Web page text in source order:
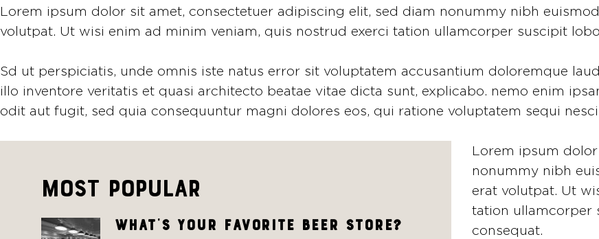
Lorem ipsum dolor sit amet, consectetuer adipiscing elit, sed diam nonummy nibh
volutpat. Ut wisi enim ad minim veniam, quis nostrud exerci tation ullamcorper suscipit
Sd ut perspiciatis, unde omnis iste natus error sit voluptatem accusantium doloremque
illo inventore veritatis et quasi architecto beatae vitae dicta sunt, explicabo. nemo enim
odit aut fugit, sed quia consequuntur magni dolores eos, qui ratione voluptatem sequi
Most Popular
What’s your favorite beer store?
Lorem ipsum
nonummy nibh
erat volutpat. Ut
tation ullamcorper
consequat.